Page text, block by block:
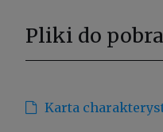
Pliki do
Karta